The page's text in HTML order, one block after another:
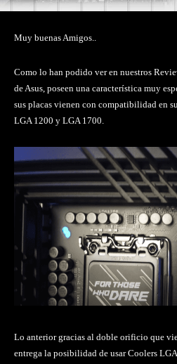
Muy buenas Amigos..
Como lo han podido ver en nuestros
de Asus, poseen una característica muy
sus placas vienen con compatibilidad en
LGA 1200 y LGA 1700.
Lo anterior gracias al doble orificio que
entrega la posibilidad de usar Coolers